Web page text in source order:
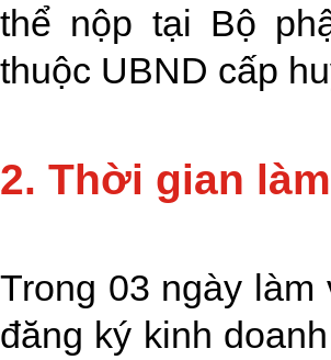
thể nộp tại Bộ
thuộc UBND cấp
2. Thời gian
Trong 03 ngày
đăng ký kinh